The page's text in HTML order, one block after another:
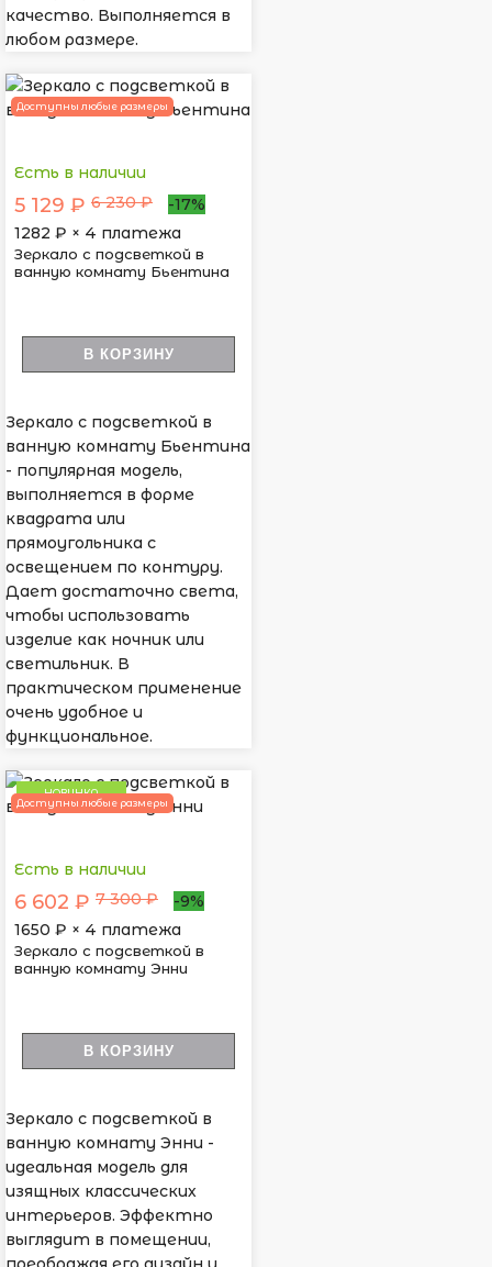
качество. Выполняется в
любом размере.
Доступны любые размеры
Есть в наличии
5 129 ₽ 6 230 ₽
-17%
1282 ₽ × 4 платежа
Зеркало с подсветкой в
ванную комнату Бьентина
В КОРЗИНУ
Зеркало с подсветкой в
ванную комнату Бьентина
- популярная модель,
выполняется в форме
квадрата или
прямоугольника с
освещением по контуру.
Дает достаточно света,
чтобы использовать
изделие как ночник или
светильник. В
практическом применение
очень удобное и
функциональное.
НОВИНКА
Доступны любые размеры
Есть в наличии
6 602 ₽ 7 300 ₽
-9%
1650 ₽ × 4 платежа
Зеркало с подсветкой в
ванную комнату Энни
В КОРЗИНУ
Зеркало с подсветкой в
ванную комнату Энни -
идеальная модель для
изящных классических
интерьеров. Эффектно
выглядит в помещении,